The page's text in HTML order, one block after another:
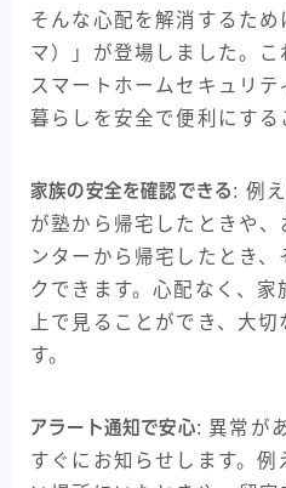
そんな心配を解消するた
マ）」が登場しました。
スマートホームセキュリ
暮らしを安全で便利にする
家族の安全を確認できる: 例
が塾から帰宅したときや
ンターから帰宅したとき
クできます。心配なく、家
上で見ることができ、大
す。
アラート通知で安心: 異常が
すぐにお知らせします。